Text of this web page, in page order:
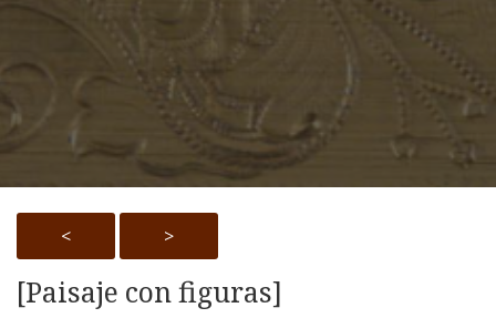
< >
[Paisaje con figuras]